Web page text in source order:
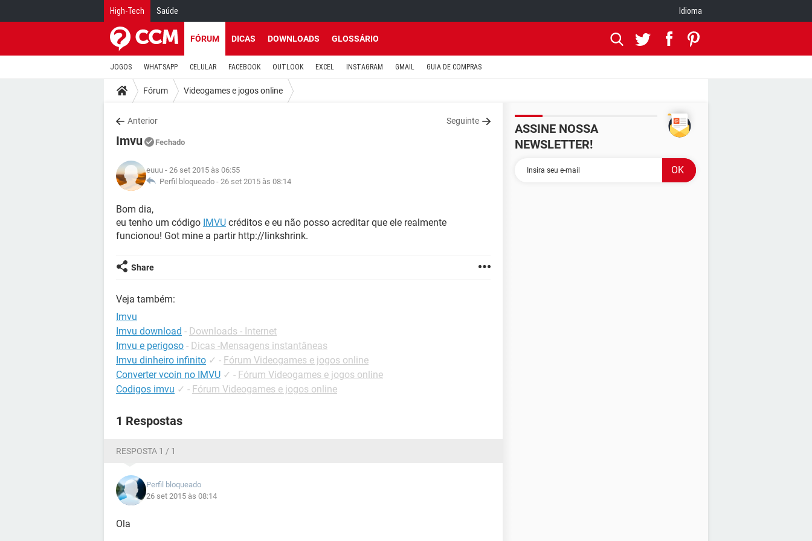
High-Tech Saúde Idioma
FÓRUM DICAS DOWNLOADS GLOSSÁRIO
JOGOS WHATSAPP CELULAR FACEBOOK OUTLOOK EXCEL INSTAGRAM GMAIL GUIA DE COMPRAS
Fórum Videogames e jogos online
Anterior Seguinte
Imvu Fechado
euuu - 26 set 2015 às 06:55
Perfil bloqueado - 26 set 2015 às 08:14
Bom dia,
eu tenho um código IMVU créditos e eu não posso acreditar que ele realmente
funcionou! Got mine a partir http://linkshrink.
Share
Veja também:
Imvu
Imvu download - Downloads - Internet
Imvu e perigoso - Dicas -Mensagens instantâneas
Imvu dinheiro infinito ✓ - Fórum Videogames e jogos online
Converter vcoin no IMVU ✓ - Fórum Videogames e jogos online
Codigos imvu ✓ - Fórum Videogames e jogos online
1 Respostas
RESPOSTA 1 / 1
Perfil bloqueado
26 set 2015 às 08:14
Ola
ASSINE NOSSA
NEWSLETTER!